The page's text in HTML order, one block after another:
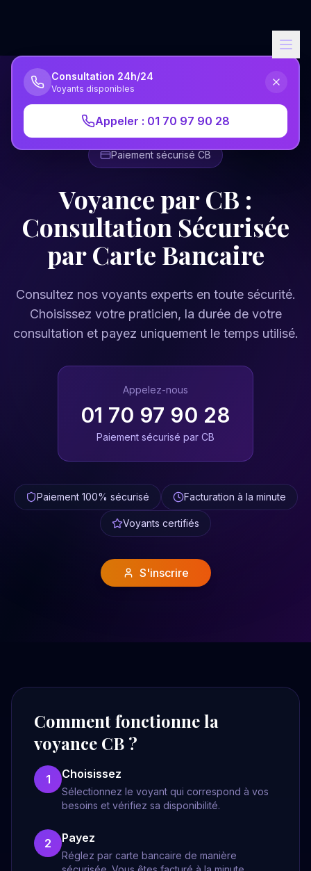
Consultation 24h/24
Voyants disponibles
Appeler : 01 70 97 90 28
Voyance CB
Paiement sécurisé CB
Voyance par CB :
Consultation Sécurisée
par Carte Bancaire
Consultez nos voyants experts en toute sécurité.
Choisissez votre praticien, la durée de votre
consultation et payez uniquement le temps utilisé.
Appelez-nous
01 70 97 90 28
Paiement sécurisé par CB
Paiement 100% sécurisé Facturation à la minute
Voyants certifiés
S'inscrire
Comment fonctionne la
voyance CB ?
1 Choisissez
Sélectionnez le voyant qui correspond à vos
besoins et vérifiez sa disponibilité.
2 Payez
Réglez par carte bancaire de manière